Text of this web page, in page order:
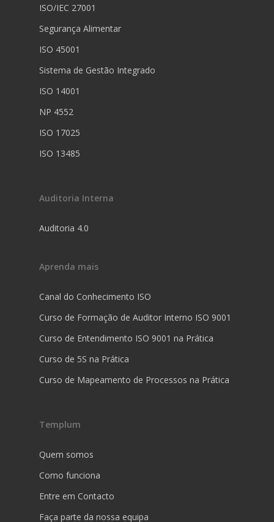
ISO/IEC 27001
Segurança Alimentar
ISO 45001
Sistema de Gestão Integrado
ISO 14001
NP 4552
ISO 17025
ISO 13485
Auditoria Interna
Auditoria 4.0
Aprenda mais
Canal do Conhecimento ISO
Curso de Formação de Auditor Interno ISO 9001
Curso de Entendimento ISO 9001 na Prática
Curso de 5S na Prática
Curso de Mapeamento de Processos na Prática
Templum
Quem somos
Como funciona
Entre em Contacto
Faça parte da nossa equipa